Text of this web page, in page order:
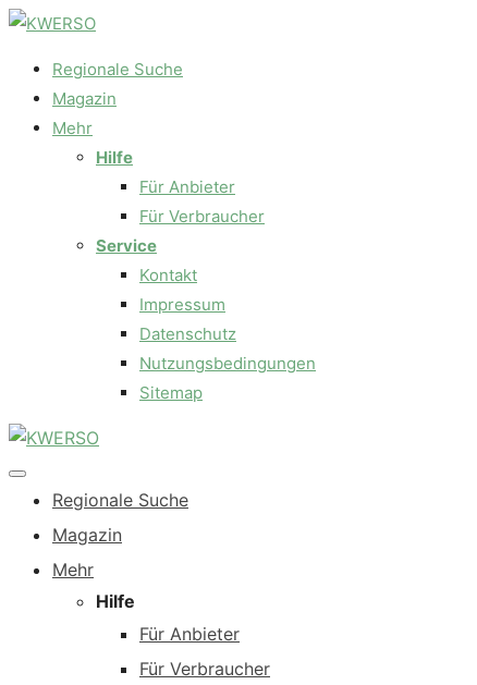
Regionale Suche
Magazin
Mehr
Hilfe
Für Anbieter
Für Verbraucher
Service
Kontakt
Impressum
Datenschutz
Nutzungsbedingungen
Sitemap
Regionale Suche
Magazin
Mehr
Hilfe
Für Anbieter
Für Verbraucher